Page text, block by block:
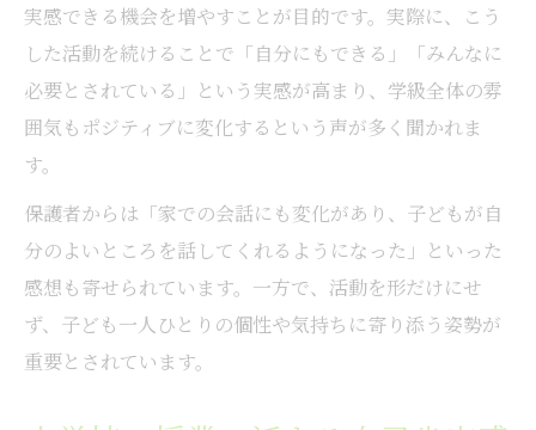
実感できる機会を増やすことが目的です。実際に、こう
した活動を続けることで「自分にもできる」「みんなに
必要とされている」という実感が高まり、学級全体の雰
囲気もポジティブに変化するという声が多く聞かれま
す。
保護者からは「家での会話にも変化があり、子どもが自
分のよいところを話してくれるようになった」といった
感想も寄せられています。一方で、活動を形だけにせ
ず、子ども一人ひとりの個性や気持ちに寄り添う姿勢が
重要とされています。